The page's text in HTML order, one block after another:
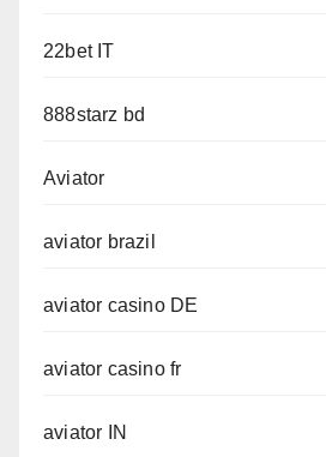
22bet IT
888starz bd
Aviator
aviator brazil
aviator casino DE
aviator casino fr
aviator IN